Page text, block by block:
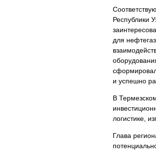
Республики
для
и успешно
В
логистике,
Глава